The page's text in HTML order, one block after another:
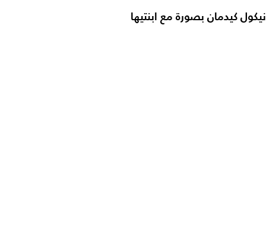
نيكول كيدمان بصورة مع ابنتيها